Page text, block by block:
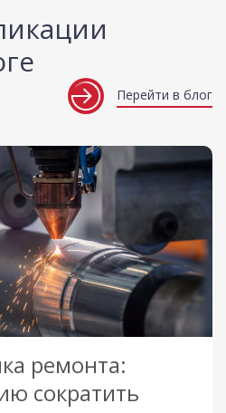
Перейти в блог
ремонта:
сократить